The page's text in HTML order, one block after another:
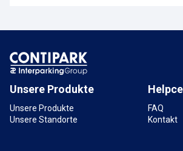
Parkplatz Bahnhof
Dammstraße 22, 63165 Mühlheim,
Deutschland
Unsere Produkte
Unsere Produkte
Unsere Standorte
FAQ
Kontakt